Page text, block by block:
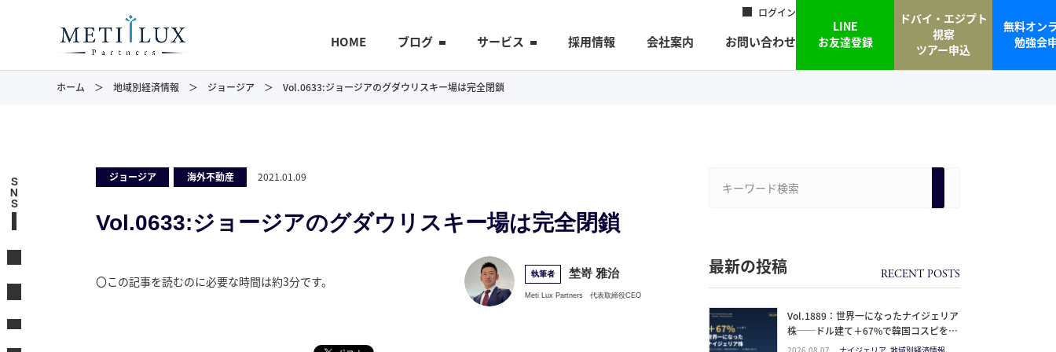
ログイン
HOME ブログ サービス 採用情報 会社案内 お問い合わせ
LINE
お友達登録
ドバイ・エジプト
視察
ツアー申込
無料オン
勉強会
ホーム 地域別経済情報 ジョージア Vol.0633:ジョージアのグダウリスキー場は完全閉鎖
ジョージア 海外不動産 2021.01.09
Vol.0633:ジョージアのグダウリスキー場は完全閉鎖
〇この記事を読むのに必要な時間は約3分です。 執筆者 埜嵜 雅治
Meti Lux Partners 代表取締役CEO
最新の投稿
Vol.1889：世界一になったナイジェリア
株──ドル建て＋67%で韓国コスピを抜
いた理由と、日本人の乗り方
S
N
S